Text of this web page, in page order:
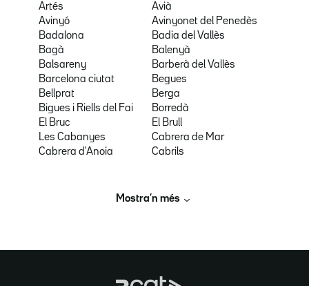
Artés
Avià
Avinyó
Avinyonet del Penedès
Badalona
Badia del Vallès
Bagà
Balenyà
Balsareny
Barberà del Vallès
Barcelona ciutat
Begues
Bellprat
Berga
Bigues i Riells del Fai
Borredà
El Bruc
El Brull
Les Cabanyes
Cabrera de Mar
Cabrera d'Anoia
Cabrils
Mostra’n més